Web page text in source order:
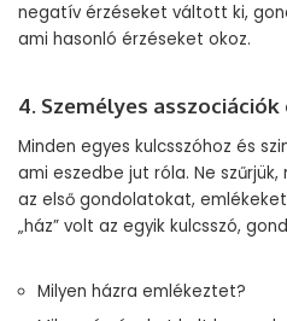
negatív érzéseket váltott ki,
ami hasonló érzéseket okoz.
4. Személyes
Minden egyes kulcsszóhoz és
ami eszedbe jut róla. Ne
az első gondolatokat,
„ház” volt az egyik kulcsszó,
Milyen házra emlékeztet?